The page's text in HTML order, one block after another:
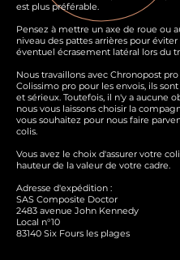
est plus préférable.
Pensez à mettre un axe de roue ou
niveau des pattes arrières pour éviter
éventuel écrasement latéral lors du
Nous travaillons avec Chronopost
Colissimo pro pour les envois, ils
et sérieux. Toutefois, il n'y a aucune
nous vous laissons choisir la
vous souhaitez pour nous faire
colis.
Vous avez le choix d'assurer votre
hauteur de la valeur de votre cadre.
Adresse d'expédition :
SAS Composite Doctor
2483 avenue John Kennedy
Local n°10
83140 Six Fours les plages